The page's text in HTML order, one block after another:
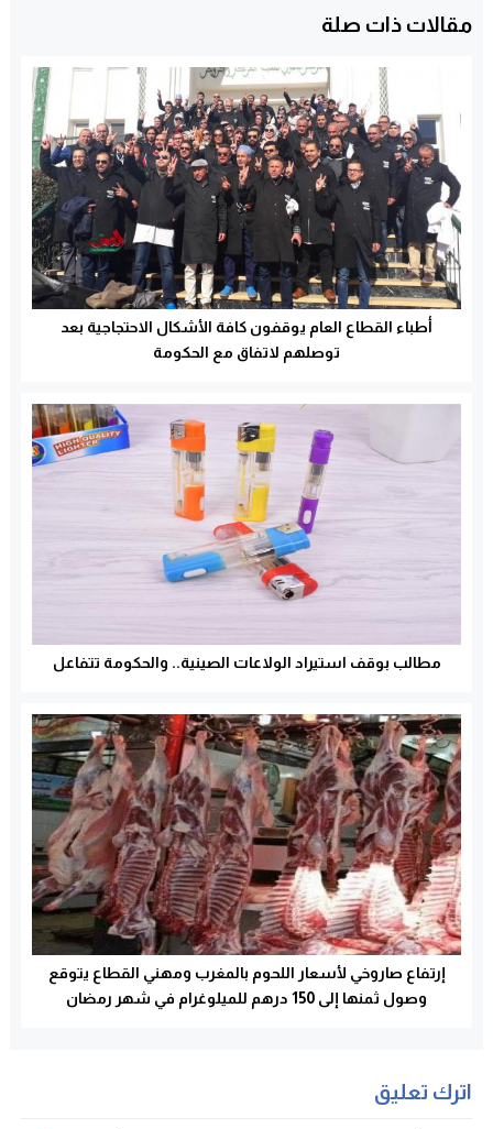
مقالات ذات صلة
أطباء القطاع العام يوقفون كافة الأشكال الاحتجاجية بعد
توصلهم لاتفاق مع الحكومة
مطالب بوقف استيراد الولاعات الصينية.. والحكومة تتفاعل
إرتفاع صاروخي لأسعار اللحوم بالمغرب ومهني القطاع يتوقع
وصول ثمنها إلى 150 درهم للميلوغرام في شهر رمضان
اترك تعليق